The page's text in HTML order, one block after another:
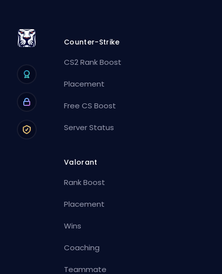
Counter-Strike
CS2 Rank Boost
Placement
Free CS Boost
Server Status
Valorant
Rank Boost
Placement
Wins
Coaching
Teammate